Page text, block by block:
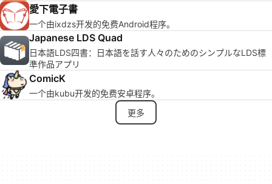
愛下電子書
一个由ixdzs开发的免费Android程序。
Japanese LDS Quad
日本語LDS四書：日本語を話す人々のためのシンプルなLDS標
準作品アプリ
ComicK
一个由kubu开发的免费安卓程序。
更多